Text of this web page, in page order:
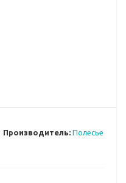
Производитель: Полесье